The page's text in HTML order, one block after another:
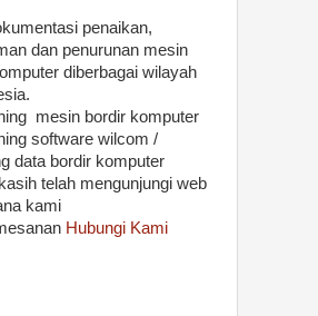
penaikan,
dan penurunan mesin
diberbagai wilayah
mesin bordir komputer
software wilcom /
data bordir komputer
telah mengunjungi web
kami
Hubungi Kami